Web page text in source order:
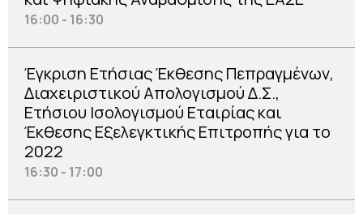
16:00 - 16:30
Έγκριση Ετήσιας Έκθεσης Πεπραγμένων,
Διαχειριστικού Απολογισμού Δ.Σ.,
Ετήσιου Ισολογισμού Εταιρίας και
Έκθεσης Εξελεγκτικής Επιτροπής για το
2022
16:30 - 17:00